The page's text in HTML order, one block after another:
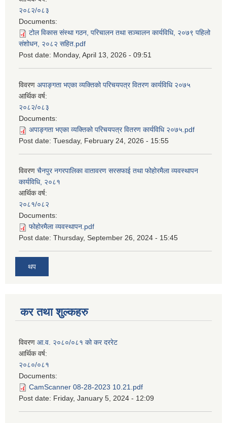
२०८२/०८३
Documents:
टोल विकास संस्था गठन, परिचालन तथा सञ्चालन कार्यविधि, २०७९ पहिलो
संशोधन, २०८२ सहित.pdf
Post date: Monday, April 13, 2026 - 09:51
विवरण अपाङ्गता भएका व्यक्तिको परिचयपत्र वितरण कार्यविधि २०७५
आर्थिक वर्ष:
२०८२/०८३
Documents:
अपाङ्गता भएका व्यक्तिको परिचयपत्र वितरण कार्यविधि २०७५.pdf
Post date: Tuesday, February 24, 2026 - 15:55
विवरण चैनपुर नगरपालिका वातावरण सरसफाई तथा फोहोरमैला व्यवस्थापन
कार्यविधि, २०८१
आर्थिक वर्ष:
२०८१/०८२
Documents:
फोहोरमैला व्यवस्थापन.pdf
Post date: Thursday, September 26, 2024 - 15:45
थप
कर तथा शुल्कहरु
विवरण आ.व. २०८०/०८१ को कर दररेट
आर्थिक वर्ष:
२०८०/०८१
Documents:
CamScanner 08-28-2023 10.21.pdf
Post date: Friday, January 5, 2024 - 12:09